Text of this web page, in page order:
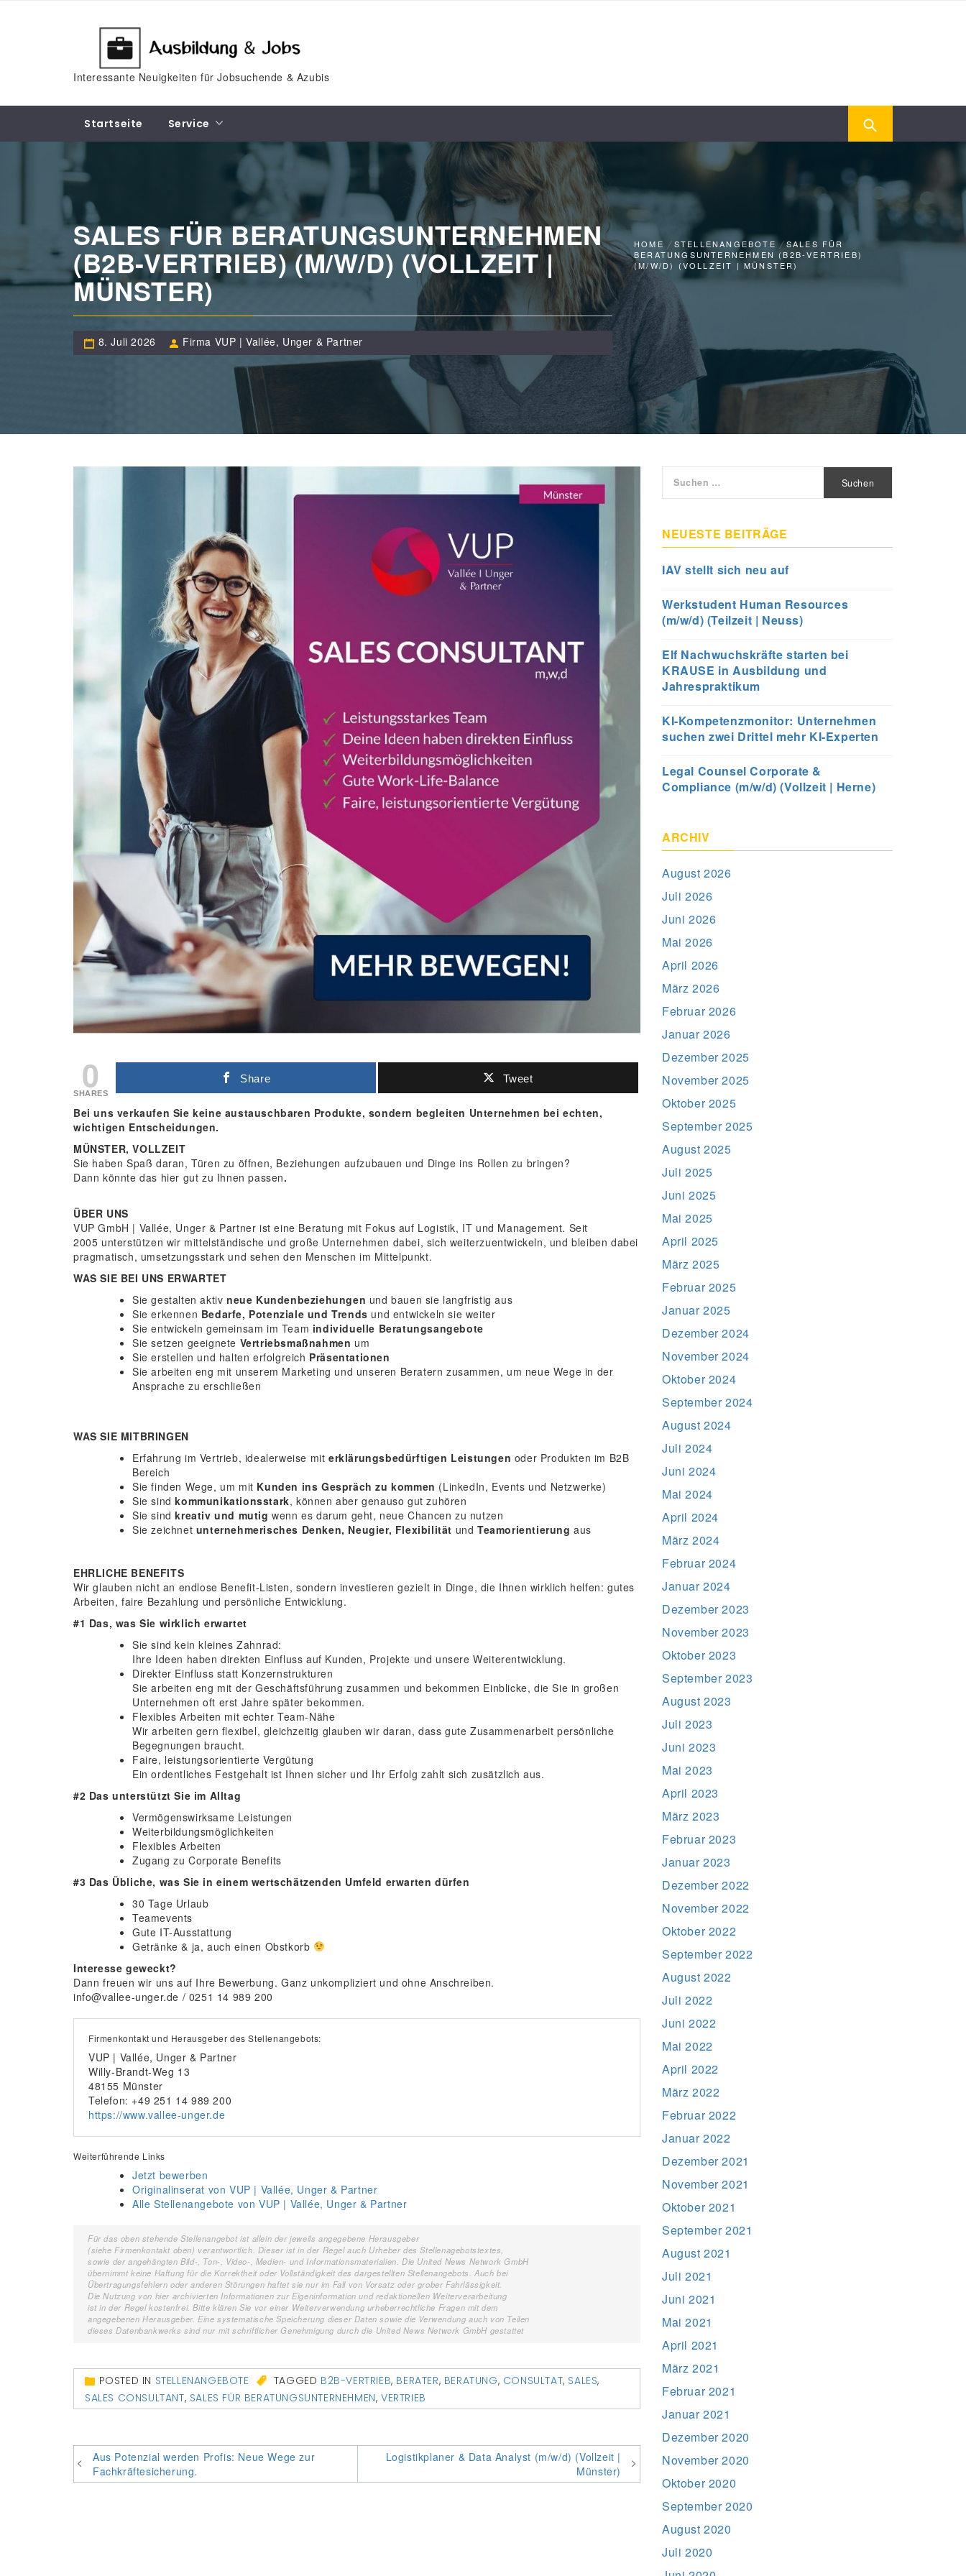
Interessante Neuigkeiten für Jobsuchende & Azubis
Startseite Service
SALES FÜR BERATUNGSUNTERNEHMEN
(B2B-VERTRIEB) (M/W/D) (VOLLZEIT |
MÜNSTER)
8. Juli 2026 Firma VUP | Vallée, Unger & Partner
HOME STELLENANGEBOTE
SALES FÜR
BERATUNGSUNTERNEHMEN (B2B-VERTRIEB)
(M/W/D) (VOLLZEIT | MÜNSTER)
0
SHARES
Share Tweet
Bei uns verkaufen Sie keine austauschbaren Produkte, sondern begleiten Unternehmen bei echten,
wichtigen Entscheidungen.
MÜNSTER, VOLLZEIT
Sie haben Spaß daran, Türen zu öffnen, Beziehungen aufzubauen und Dinge ins Rollen zu bringen?
Dann könnte das hier gut zu Ihnen passen.
ÜBER UNS
VUP GmbH | Vallée, Unger & Partner ist eine Beratung mit Fokus auf Logistik, IT und Management. Seit
2005 unterstützen wir mittelständische und große Unternehmen dabei, sich weiterzuentwickeln, und bleiben dabei
pragmatisch, umsetzungsstark und sehen den Menschen im Mittelpunkt.
WAS SIE BEI UNS ERWARTET
Sie gestalten aktiv neue Kundenbeziehungen und bauen sie langfristig aus
Sie erkennen Bedarfe, Potenziale und Trends und entwickeln sie weiter
Sie entwickeln gemeinsam im Team individuelle Beratungsangebote
Sie setzen geeignete Vertriebsmaßnahmen um
Sie erstellen und halten erfolgreich Präsentationen
Sie arbeiten eng mit unserem Marketing und unseren Beratern zusammen, um neue Wege in der
Ansprache zu erschließen
WAS SIE MITBRINGEN
Erfahrung im Vertrieb, idealerweise mit erklärungsbedürftigen Leistungen oder Produkten im B2B
Bereich
Sie finden Wege, um mit Kunden ins Gespräch zu kommen (LinkedIn, Events und Netzwerke)
Sie sind kommunikationsstark, können aber genauso gut zuhören
Sie sindkreativ und mutig wenn es darum geht, neue Chancen zu nutzen
Sie zeichnet unternehmerisches Denken, Neugier, Flexibilität undTeamorientierung aus
EHRLICHE BENEFITS
Wir glauben nicht an endlose Benefit-Listen, sondern investieren gezielt in Dinge, die Ihnen wirklich helfen: gutes
Arbeiten, faire Bezahlung und persönliche Entwicklung.
#1 Das, was Sie wirklich erwartet
Sie sind kein kleines Zahnrad:
Ihre Ideen haben direkten Einfluss auf Kunden, Projekte und unsere Weiterentwicklung.
Direkter Einfluss statt Konzernstrukturen
Sie arbeiten eng mit der Geschäftsführung zusammen und bekommen Einblicke, die Sie in großen
Unternehmen oft erst Jahre später bekommen.
Flexibles Arbeiten mit echter Team-Nähe
Wir arbeiten gern flexibel, gleichzeitig glauben wir daran, dass gute Zusammenarbeit persönliche
Begegnungen braucht.
Faire, leistungsorientierte Vergütung
Ein ordentliches Festgehalt ist Ihnen sicher und Ihr Erfolg zahlt sich zusätzlich aus.
#2 Das unterstützt Sie im Alltag
Vermögenswirksame Leistungen
Weiterbildungsmöglichkeiten
Flexibles Arbeiten
Zugang zu Corporate Benefits
#3 Das Übliche, was Sie in einem wertschätzenden Umfeld erwarten dürfen
30 Tage Urlaub
Teamevents
Gute IT-Ausstattung
Getränke & ja, auch einen Obstkorb
Interesse geweckt?
Dann freuen wir uns auf Ihre Bewerbung. Ganz unkompliziert und ohne Anschreiben.
info@vallee-unger.de / 0251 14 989 200
Firmenkontakt und Herausgeber des Stellenangebots:
VUP | Vallée, Unger & Partner
Willy-Brandt-Weg 13
48155 Münster
Telefon: +49 251 14 989 200
https://www.vallee-unger.de
Weiterführende Links
Jetzt bewerben
Originalinserat von VUP | Vallée, Unger & Partner
Alle Stellenangebote von VUP | Vallée, Unger & Partner
Für das oben stehende Stellenangebot ist allein der jeweils angegebene Herausgeber
(siehe Firmenkontakt oben) verantwortlich. Dieser ist in der Regel auch Urheber des Stellenagebotstextes,
sowie der angehängten Bild-, Ton-, Video-, Medien- und Informationsmaterialien. Die United News Network GmbH
übernimmt keine Haftung für die Korrektheit oder Vollständigkeit des dargestellten Stellenangebots. Auch bei
Übertragungsfehlern oder anderen Störungen haftet sie nur im Fall von Vorsatz oder grober Fahrlässigkeit.
Die Nutzung von hier archivierten Informationen zur Eigeninformation und redaktionellen Weiterverarbeitung
ist in der Regel kostenfrei. Bitte klären Sie vor einer Weiterverwendung urheberrechtliche Fragen mit dem
angegebenen Herausgeber. Eine systematische Speicherung dieser Daten sowie die Verwendung auch von Teilen
dieses Datenbankwerks sind nur mit schriftlicher Genehmigung durch die United News Network GmbH gestattet
POSTED IN STELLENANGEBOTE TAGGED B2B-VERTRIEB, BERATER, BERATUNG, CONSULTAT, SALES,
SALES CONSULTANT, SALES FÜR BERATUNGSUNTERNEHMEN,VERTRIEB
Beitragsnavigation
Aus Potenzial werden Profis: Neue Wege zur
Fachkräftesicherung.
Logistikplaner & Data Analyst (m/w/d) (Vollzeit |
Münster)
nach:
NEUESTE BEITRÄGE
IAV stellt sich neu auf
Werkstudent Human Resources
(m/w/d) (Teilzeit | Neuss)
Elf Nachwuchskräfte starten bei
KRAUSE in Ausbildung und
Jahrespraktikum
KI-Kompetenzmonitor: Unternehmen
suchen zwei Drittel mehr KI-Experten
Legal Counsel Corporate &
Compliance (m/w/d) (Vollzeit | Herne)
ARCHIV
August 2026
Juli 2026
Juni 2026
Mai 2026
April 2026
März 2026
Februar 2026
Januar 2026
Dezember 2025
November 2025
Oktober 2025
September 2025
August 2025
Juli 2025
Juni 2025
Mai 2025
April 2025
März 2025
Februar 2025
Januar 2025
Dezember 2024
November 2024
Oktober 2024
September 2024
August 2024
Juli 2024
Juni 2024
Mai 2024
April 2024
März 2024
Februar 2024
Januar 2024
Dezember 2023
November 2023
Oktober 2023
September 2023
August 2023
Juli 2023
Juni 2023
Mai 2023
April 2023
März 2023
Februar 2023
Januar 2023
Dezember 2022
November 2022
Oktober 2022
September 2022
August 2022
Juli 2022
Juni 2022
Mai 2022
April 2022
März 2022
Februar 2022
Januar 2022
Dezember 2021
November 2021
Oktober 2021
September 2021
August 2021
Juli 2021
Juni 2021
Mai 2021
April 2021
März 2021
Februar 2021
Januar 2021
Dezember 2020
November 2020
Oktober 2020
September 2020
August 2020
Juli 2020